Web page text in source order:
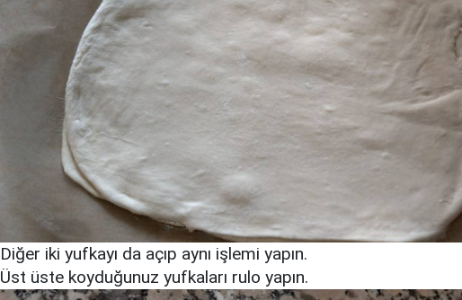
Diğer iki yufkayı da açıp aynı işlemi yapın.
Üst üste koyduğunuz yufkaları rulo yapın.